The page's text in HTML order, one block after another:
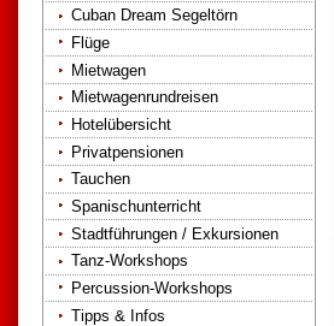
Cuban Dream Segeltörn
Flüge
Mietwagen
Mietwagenrundreisen
Hotelübersicht
Privatpensionen
Tauchen
Spanischunterricht
Stadtführungen / Exkursionen
Tanz-Workshops
Percussion-Workshops
Tipps & Infos